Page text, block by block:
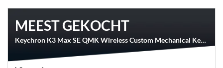
MEEST GEKOCHT
Keychron K3 Max SE QMK Wireless Custom Mechanical Keyboard